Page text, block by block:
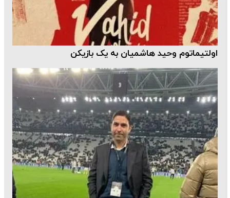
اولتیماتوم وحید هاشمیان به یک بازیکن